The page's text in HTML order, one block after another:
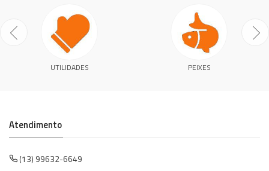
UTILIDADES PEIXES
Atendimento
(13) 99632-6649